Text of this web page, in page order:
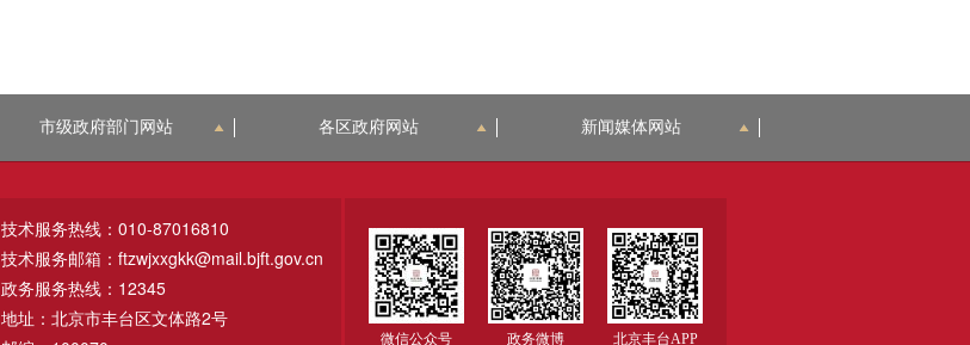
市级政府部门网站 各区政府网站 新闻媒体网站
技术服务热线：010-87016810
技术服务邮箱：ftzwjxxgkk@mail.bjft.gov.cn
政务服务热线：12345
地址：北京市丰台区文体路2号
微信公众号 政务微博 北京丰台APP